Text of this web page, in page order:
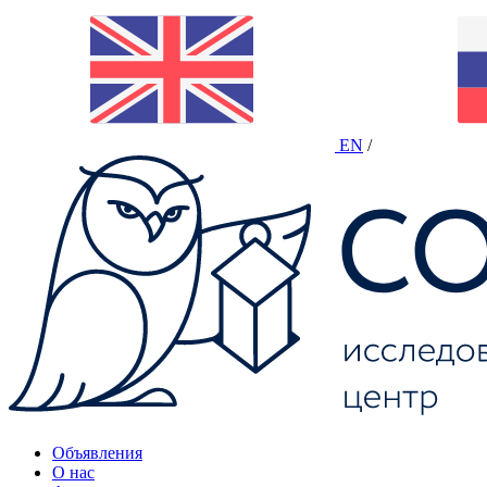
EN /
Объявления
О нас